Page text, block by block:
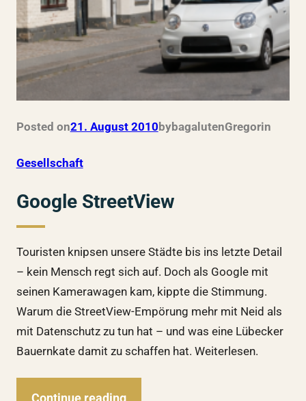
Posted on21. August 2010 bybagalutenGregorin
Gesellschaft
Google StreetView
Touristen knipsen unsere Städte bis ins letzte Detail
– kein Mensch regt sich auf. Doch als Google mit
seinen Kamerawagen kam, kippte die Stimmung.
Warum die StreetView-Empörung mehr mit Neid als
mit Datenschutz zu tun hat – und was eine Lübecker
Bauernkate damit zu schaffen hat. Weiterlesen.